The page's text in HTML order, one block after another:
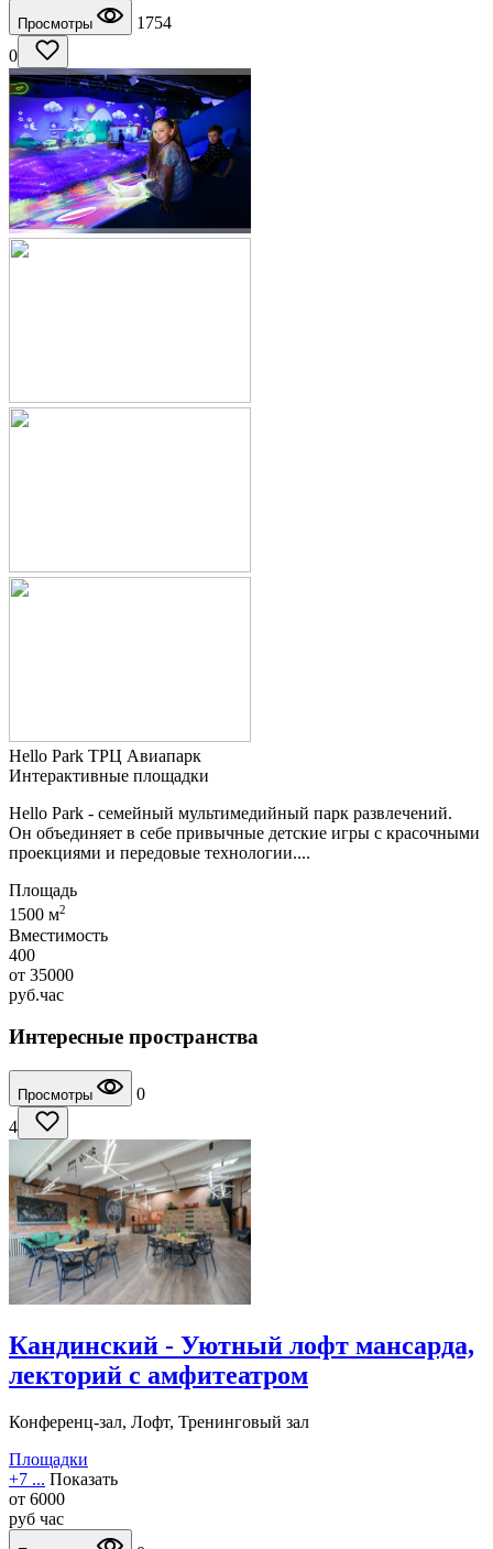
Просмотры
1754
0
Hello Park ТРЦ Авиапарк
Интерактивные площадки
Hello Park - семейный мультимедийный парк развлечений.
Он объединяет в себе привычные детские игры с красочными
проекциями и передовые технологии....
Площадь
1500 м2
Вместимость
400
от 35000
руб.час
Интересные пространства
Просмотры
0
4
Кандинский - Уютный лофт мансарда,
лекторий с амфитеатром
Конференц-зал, Лофт, Тренинговый зал
Площадки
+7 ... Показать
от 6000
руб час